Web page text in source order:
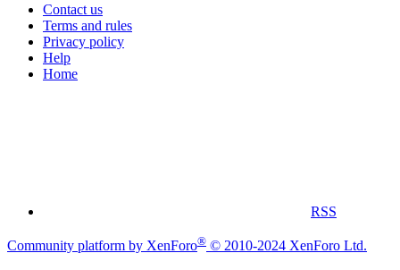
Contact us
Terms and rules
Privacy policy
Help
Home
RSS
Community platform by XenForo® © 2010-2024 XenForo Ltd.